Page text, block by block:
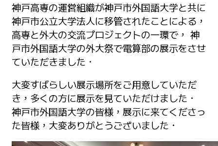
神戸高専の運営組織が神戸市外国語大学と共に
神戸市公立大学法人に移管されたことによる，
高専と外大の交流プロジェクトの一環で， 神
戸市外国語大学の外大祭で電算部の展示をさせ
ていただきました．
大変すばらしい展示場所をご用意していただ
き，多くの方に展示を見ていただけました．
神戸市外国語大学の皆様，展示に来てくださっ
た皆様，大変ありがとうございました．